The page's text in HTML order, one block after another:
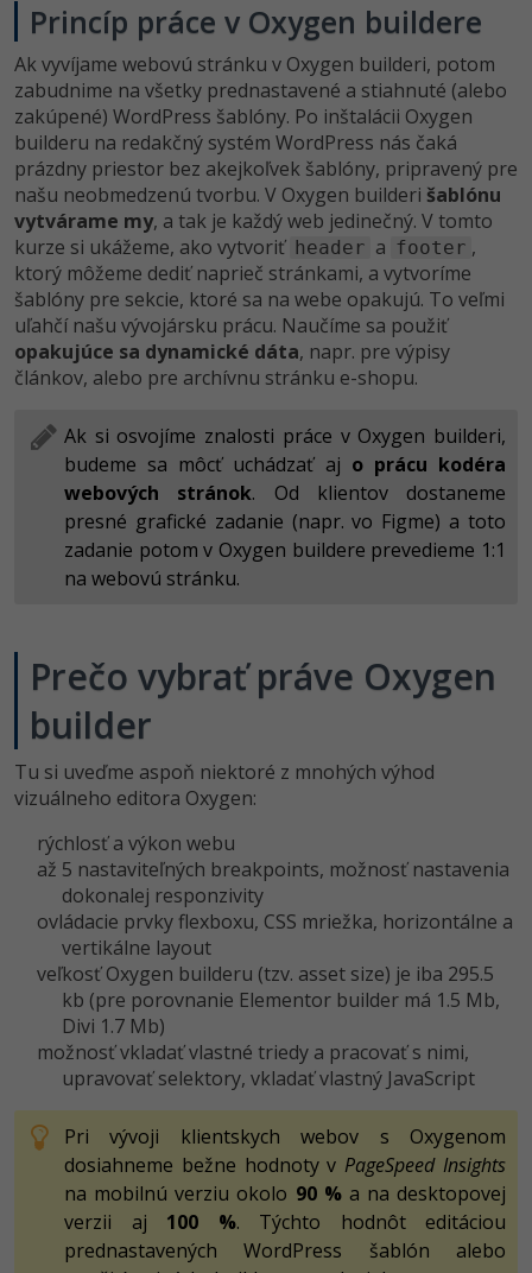
Video
Ostatné
Fórum
Princíp práce v Oxygen buildere
Ak vyvíjame webovú stránku v Oxygen builderi, potom
zabudnime na všetky prednastavené a stiahnuté (alebo
zakúpené) WordPress šablóny. Po inštalácii Oxygen
builderu na redakčný systém WordPress nás čaká
prázdny priestor bez akejkoľvek šablóny, pripravený pre
našu neobmedzenú tvorbu. V Oxygen builderi šablónu
vytvárame my, a tak je každý web jedinečný. V tomto
kurze si ukážeme, ako vytvoriť header a footer ,
ktorý môžeme dediť naprieč stránkami, a vytvoríme
šablóny pre sekcie, ktoré sa na webe opakujú. To veľmi
uľahčí našu vývojársku prácu. Naučíme sa použiť
opakujúce sa dynamické dáta, napr. pre výpisy
článkov, alebo pre archívnu stránku e-shopu.
Ak si osvojíme znalosti práce v Oxygen builderi,
budeme sa môcť uchádzať aj o prácu kodéra
webových stránok. Od klientov dostaneme
presné grafické zadanie (napr. vo Figme) a toto
zadanie potom v Oxygen buildere prevedieme 1:1
na webovú stránku.
Prečo vybrať práve Oxygen
builder
Tu si uveďme aspoň niektoré z mnohých výhod
vizuálneho editora Oxygen:
rýchlosť a výkon webu
až 5 nastaviteľných breakpoints, možnosť nastavenia
dokonalej responzivity
ovládacie prvky flexboxu, CSS mriežka, horizontálne a
vertikálne layout
veľkosť Oxygen builderu (tzv. asset size) je iba 295.5
kb (pre porovnanie Elementor builder má 1.5 Mb,
Divi 1.7 Mb)
možnosť vkladať vlastné triedy a pracovať s nimi,
upravovať selektory, vkladať vlastný JavaScript
Pri vývoji klientskych webov s Oxygenom
dosiahneme bežne hodnoty vPageSpeed Insights
na mobilnú verziu okolo 90 %a na desktopovej
verzii aj 100 %. Týchto hodnôt editáciou
prednastavených WordPress šablón alebo